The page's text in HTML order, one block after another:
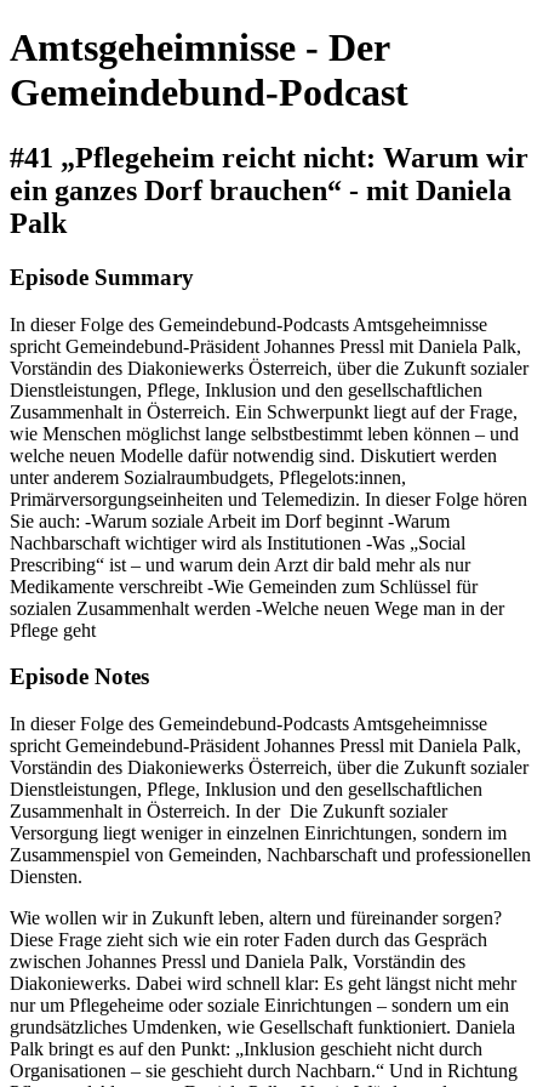
Amtsgeheimnisse - Der
Gemeindebund-Podcast
#41 „Pflegeheim reicht nicht: Warum wir
ein ganzes Dorf brauchen“ - mit Daniela
Palk
Episode Summary
In dieser Folge des Gemeindebund-Podcasts Amtsgeheimnisse
spricht Gemeindebund-Präsident Johannes Pressl mit Daniela Palk,
Vorständin des Diakoniewerks Österreich, über die Zukunft sozialer
Dienstleistungen, Pflege, Inklusion und den gesellschaftlichen
Zusammenhalt in Österreich. Ein Schwerpunkt liegt auf der Frage,
wie Menschen möglichst lange selbstbestimmt leben können – und
welche neuen Modelle dafür notwendig sind. Diskutiert werden
unter anderem Sozialraumbudgets, Pflegelots:innen,
Primärversorgungseinheiten und Telemedizin. In dieser Folge hören
Sie auch: -Warum soziale Arbeit im Dorf beginnt -Warum
Nachbarschaft wichtiger wird als Institutionen -Was „Social
Prescribing“ ist – und warum dein Arzt dir bald mehr als nur
Medikamente verschreibt -Wie Gemeinden zum Schlüssel für
sozialen Zusammenhalt werden -Welche neuen Wege man in der
Pflege geht
Episode Notes
In dieser Folge des Gemeindebund-Podcasts Amtsgeheimnisse
spricht Gemeindebund-Präsident Johannes Pressl mit Daniela Palk,
Vorständin des Diakoniewerks Österreich, über die Zukunft sozialer
Dienstleistungen, Pflege, Inklusion und den gesellschaftlichen
Zusammenhalt in Österreich. In der Die Zukunft sozialer
Versorgung liegt weniger in einzelnen Einrichtungen, sondern im
Zusammenspiel von Gemeinden, Nachbarschaft und professionellen
Diensten.
Wie wollen wir in Zukunft leben, altern und füreinander sorgen?
Diese Frage zieht sich wie ein roter Faden durch das Gespräch
zwischen Johannes Pressl und Daniela Palk, Vorständin des
Diakoniewerks. Dabei wird schnell klar: Es geht längst nicht mehr
nur um Pflegeheime oder soziale Einrichtungen – sondern um ein
grundsätzliches Umdenken, wie Gesellschaft funktioniert. Daniela
Palk bringt es auf den Punkt: „Inklusion geschieht nicht durch
Organisationen – sie geschieht durch Nachbarn.“ Und in Richtung